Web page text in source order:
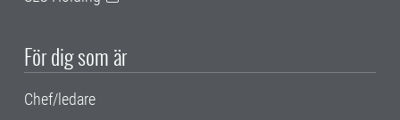
För dig som är
Chef/ledare